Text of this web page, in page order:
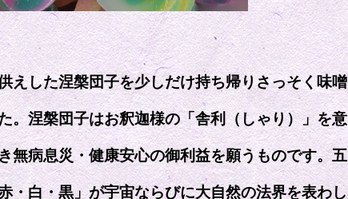
えした涅槃団子を少しだけ持ち帰りさっそく味噌
。涅槃団子はお釈迦様の「舎利（しゃり）」を意
無病息災・健康安心の御利益を願うものです。五
・白・黒」が宇宙ならびに大自然の法界を表わし